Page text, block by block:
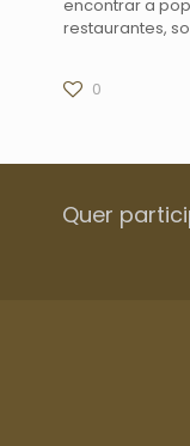
encontrar a
restaurantes,
0
Quer